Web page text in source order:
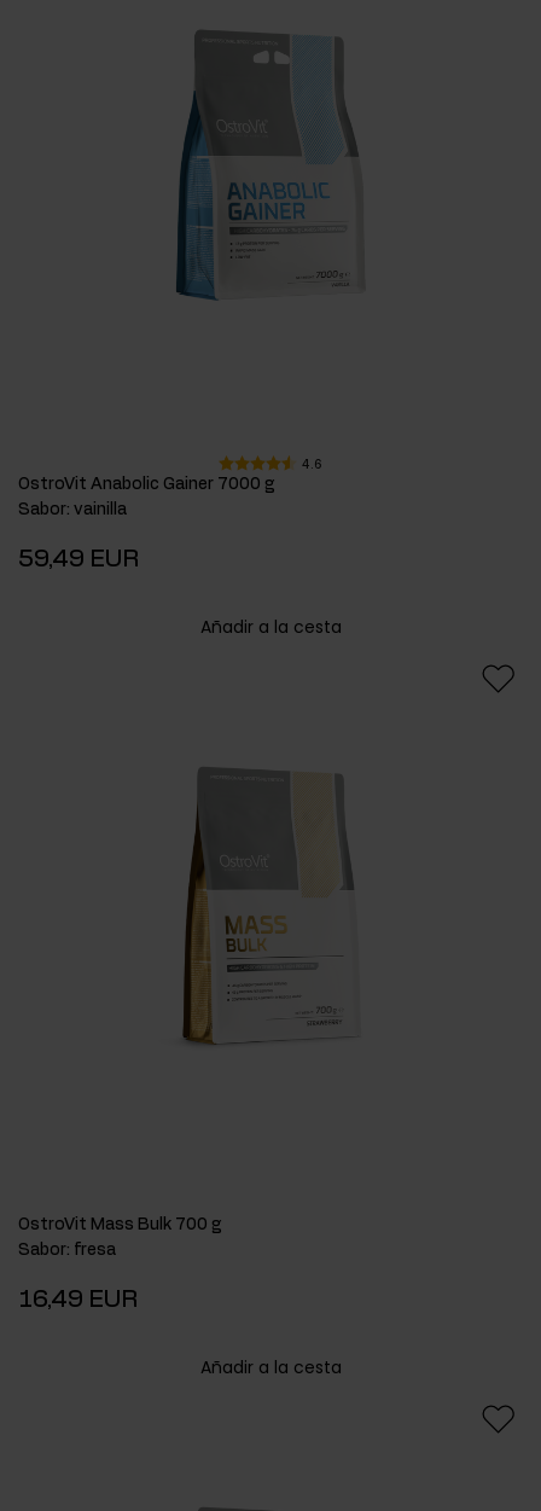
4.6
OstroVit Anabolic Gainer 7000 g
Sabor: vainilla
59,49 EUR
Añadir a la cesta
OstroVit Mass Bulk 700 g
Sabor: fresa
16,49 EUR
Añadir a la cesta